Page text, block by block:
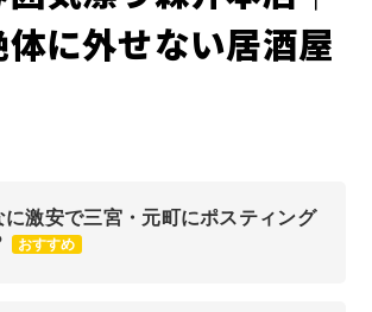
に外せない居酒屋
に激安で三宮・元町にポスティング
おすすめ